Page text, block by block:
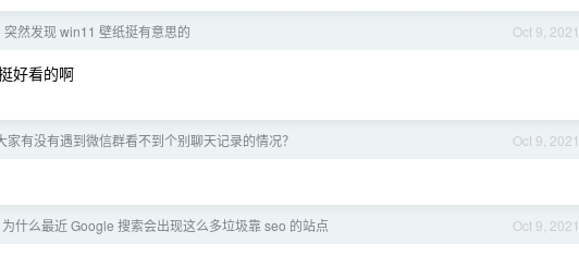
Oct 9, 2021
突然发现 win11 壁纸挺有意思的
好看的啊
Oct 9, 2021
家有没有遇到微信群看不到个别聊天记录的情况？
Oct 9, 2021
为什么最近 Google 搜索会出现这么多垃圾靠 seo 的站点